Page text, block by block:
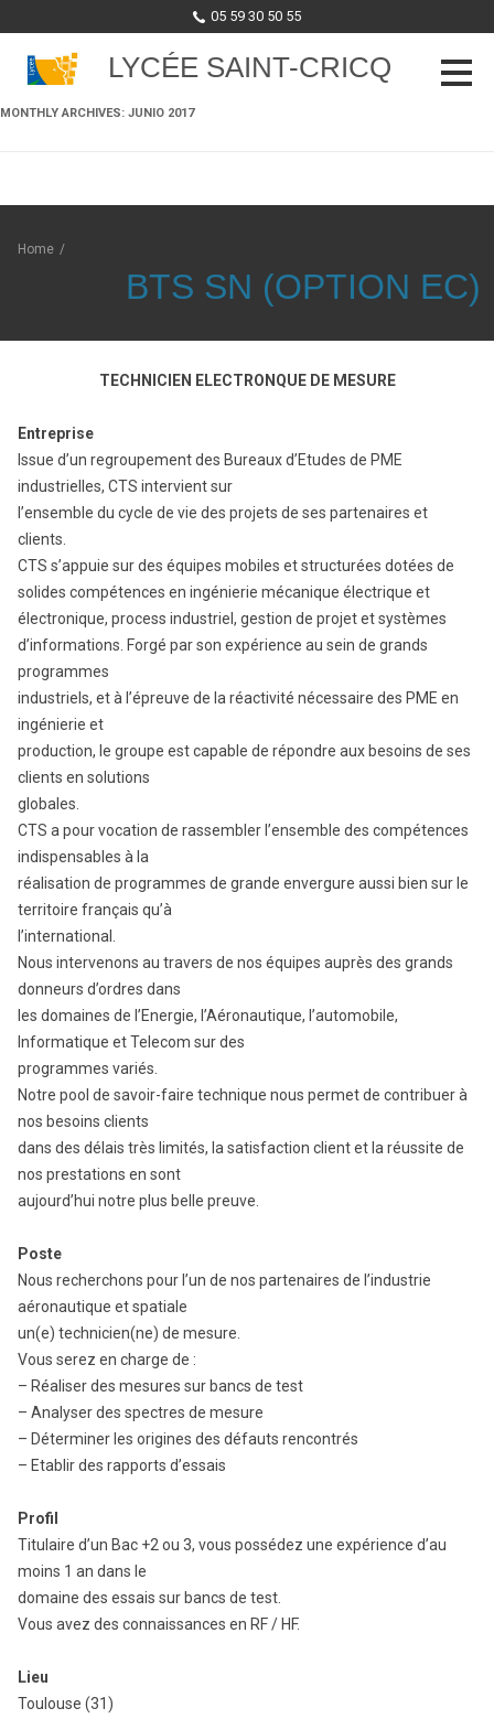
05 59 30 50 55
LYCÉE SAINT-CRICQ
MONTHLY ARCHIVES: JUNIO 2017
Home /
BTS SN (OPTION EC)
TECHNICIEN ELECTRONQUE DE MESURE
Entreprise
Issue d’un regroupement des Bureaux d’Etudes de PME
industrielles, CTS intervient sur
l’ensemble du cycle de vie des projets de ses partenaires et
clients.
CTS s’appuie sur des équipes mobiles et structurées dotées de
solides compétences en ingénierie mécanique électrique et
électronique, process industriel, gestion de projet et systèmes
d’informations. Forgé par son expérience au sein de grands
programmes
industriels, et à l’épreuve de la réactivité nécessaire des PME en
ingénierie et
production, le groupe est capable de répondre aux besoins de ses
clients en solutions
globales.
CTS a pour vocation de rassembler l’ensemble des compétences
indispensables à la
réalisation de programmes de grande envergure aussi bien sur le
territoire français qu’à
l’international.
Nous intervenons au travers de nos équipes auprès des grands
donneurs d’ordres dans
les domaines de l’Energie, l’Aéronautique, l’automobile,
Informatique et Telecom sur des
programmes variés.
Notre pool de savoir-faire technique nous permet de contribuer à
nos besoins clients
dans des délais très limités, la satisfaction client et la réussite de
nos prestations en sont
aujourd’hui notre plus belle preuve.
Poste
Nous recherchons pour l’un de nos partenaires de l’industrie
aéronautique et spatiale
un(e) technicien(ne) de mesure.
Vous serez en charge de :
– Réaliser des mesures sur bancs de test
– Analyser des spectres de mesure
– Déterminer les origines des défauts rencontrés
– Etablir des rapports d’essais
Profil
Titulaire d’un Bac +2 ou 3, vous possédez une expérience d’au
moins 1 an dans le
domaine des essais sur bancs de test.
Vous avez des connaissances en RF / HF.
Lieu
Toulouse (31)